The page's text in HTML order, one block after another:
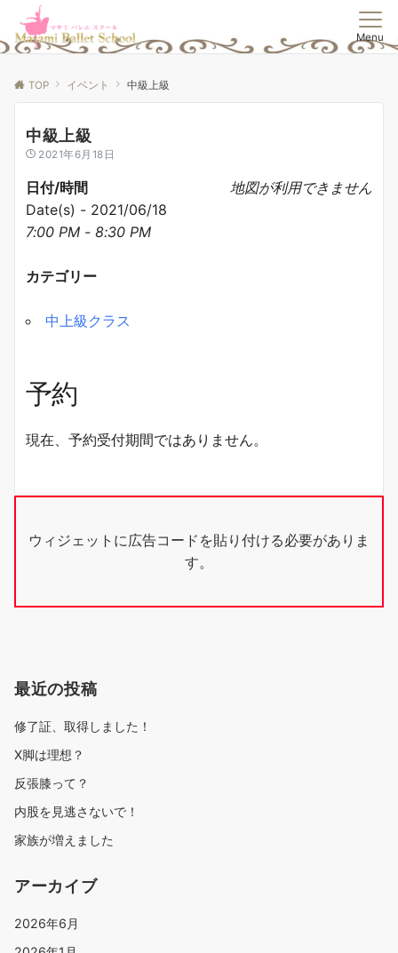
Menu
TOP イベント 中級上級
中級上級
2021年6月18日
地図が利用できません
日付/時間
Date(s) - 2021/06/18
7:00 PM - 8:30 PM
カテゴリー
中上級クラス
予約
現在、予約受付期間ではありません。
ウィジェットに広告コードを貼り付ける必要がありま
す。
最近の投稿
修了証、取得しました！
X脚は理想？
反張膝って？
内股を見逃さないで！
家族が増えました
アーカイブ
2026年6月